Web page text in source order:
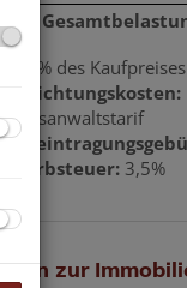
3% des
3,5%
zur